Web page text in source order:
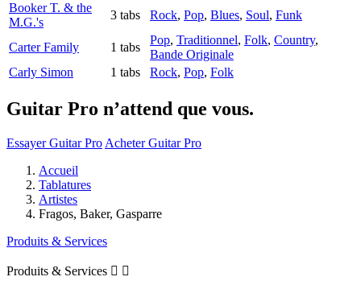
Booker T. & the
M.G.'s
3 tabs Rock, Pop, Blues, Soul, Funk
Carter Family 1 tabs
Pop, Traditionnel, Folk, Country,
Bande Originale
Carly Simon
1 tabs Rock, Pop, Folk
Guitar Pro n’attend que vous.
Essayer Guitar Pro Acheter Guitar Pro
Accueil
Tablatures
Artistes
Fragos, Baker, Gasparre
Produits & Services
Produits & Services  